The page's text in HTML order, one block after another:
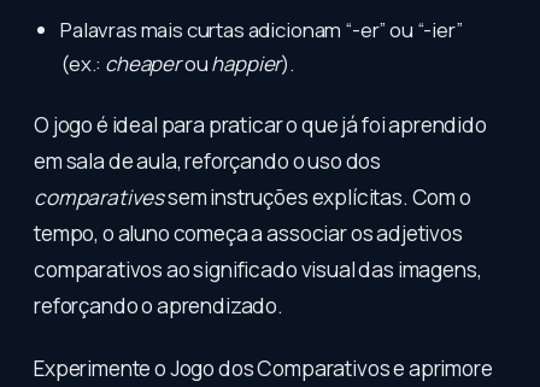
Palavras mais curtas adicionam “-er” ou “-ier”
(ex.: cheaperouhappier).
O jogo é ideal para praticar o que já foi aprendido
em sala de aula, reforçando o uso dos
comparativessem instruções explícitas. Com o
tempo, o aluno começa a associar os adjetivos
comparativos ao significado visual das imagens,
reforçando o aprendizado.
Experimente o Jogo dos Comparativos e aprimore